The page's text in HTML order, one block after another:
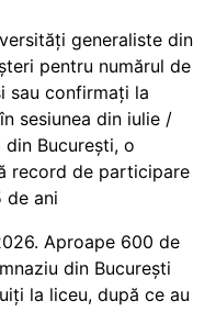
generaliste din
pentru numărul de
sau confirmați la
sesiunea din iulie /
București, o
record de participare
de ani
Aproape 600 de
din București
la liceu, după ce au